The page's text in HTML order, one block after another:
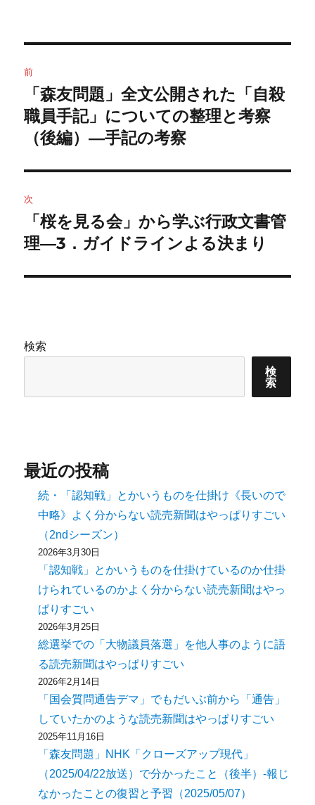
稿
ナ
ビ
ゲ
ー
シ
前
前
の
投
「森友問題」全文公開された「自殺
職員手記」についての整理と考察
（後編）―手記の考察
次
次
の
稿:
「桜を見る会」から学ぶ行政文書管
理―3．ガイドラインよる決まり
検索
検
索
最近の投稿
続・「認知戦」とかいうものを仕掛け《長いので
中略》よく分からない読売新聞はやっぱりすごい
（2ndシーズン）
2026年3月30日
「認知戦」とかいうものを仕掛けているのか仕掛
けられているのかよく分からない読売新聞はやっ
ぱりすごい
2026年3月25日
総選挙での「大物議員落選」を他人事のように語
る読売新聞はやっぱりすごい
2026年2月14日
「国会質問通告デマ」でもだいぶ前から「通告」
していたかのような読売新聞はやっぱりすごい
2025年11月16日
「森友問題」NHK「クローズアップ現代」
（2025/04/22放送）で分かったこと（後半）-報じ
なかったことの復習と予習（2025/05/07）